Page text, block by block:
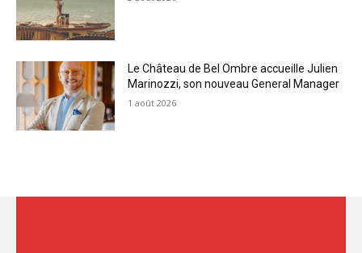
Le Château de Bel Ombre accueille Julien
Marinozzi, son nouveau General Manager
1 août 2026